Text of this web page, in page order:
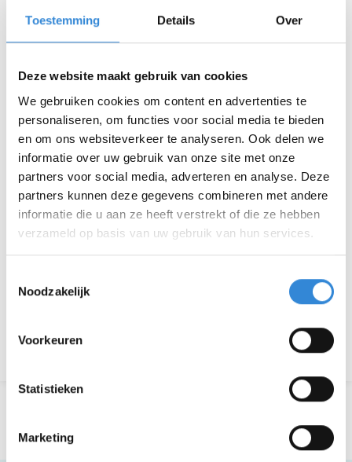
Toestemming Details Over
Deze website maakt gebruik van cookies
We gebruiken cookies om content en advertenties te
personaliseren, om functies voor social media te bieden
en om ons websiteverkeer te analyseren. Ook delen we
informatie over uw gebruik van onze site met onze
partners voor social media, adverteren en analyse. Deze
partners kunnen deze gegevens combineren met andere
informatie die u aan ze heeft verstrekt of die ze hebben
verzameld op basis van uw gebruik van hun services.
Noodzakelijk
Voorkeuren
Statistieken
Marketing
Datum
ma 21 jul.
Tijd
09:00 - 12:00
Locatie
Bestuurscentrum, Borne
Thema
Ontmoeten
Kosten
Geen
Deelnemers
5 van 4
Aanmelden is niet meer mogelijk.
Terug naar het overzicht